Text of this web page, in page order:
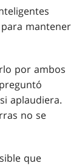
mantener
por ambos
aplaudiera.
no se
que